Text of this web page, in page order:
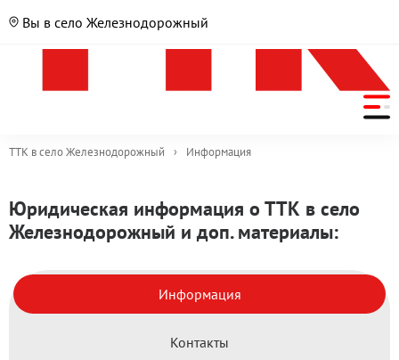
Вы в село Железнодорожный
ТТК в село Железнодорожный › Информация
Юридическая информация о ТТК в село
Железнодорожный и доп. материалы:
Информация
Контакты